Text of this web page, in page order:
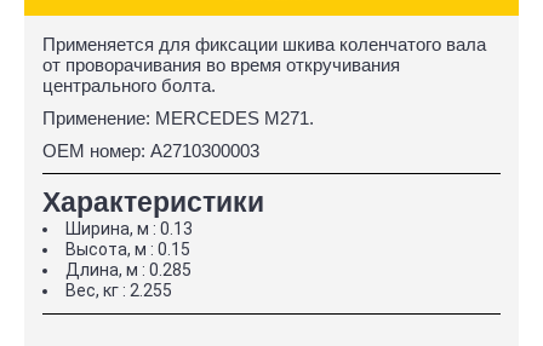
Применяется для фиксации шкива коленчатого вала
от проворачивания во время откручивания
центрального болта.
Применение: MERCEDES M271.
OEM номер: A2710300003
Характеристики
Ширина, м : 0.13
Высота, м : 0.15
Длина, м : 0.285
Вес, кг : 2.255